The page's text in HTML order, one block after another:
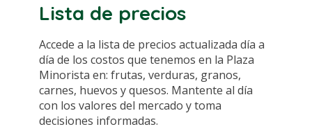
Lista de precios
Accede a la lista de precios actualizada día a
día de los costos que tenemos en la Plaza
Minorista en: frutas, verduras, granos,
carnes, huevos y quesos. Mantente al día
con los valores del mercado y toma
decisiones informadas.